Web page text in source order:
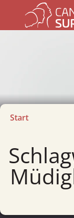
Start
Schlagwort: